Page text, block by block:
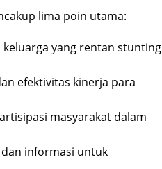
lima poin utama:
yang rentan stunting
efektivitas kinerja para
masyarakat dalam
informasi untuk